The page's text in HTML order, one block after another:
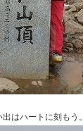
はハートに刻もう。